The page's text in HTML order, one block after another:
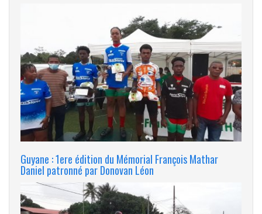
Guyane : 1ere édition du Mémorial François Mathar
Daniel patronné par Donovan Léon